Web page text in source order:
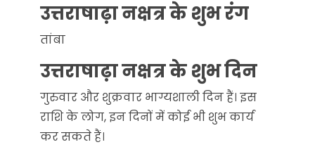
उत्तराषाढ़ा नक्षत्र के शुभ रंग
तांबा
उत्तराषाढ़ा नक्षत्र के शुभ दिन
गुरुवार और शुक्रवार भाग्यशाली दिन हैं। इस
राशि के लोग, इन दिनों में कोई भी शुभ कार्य
कर सकते हैं।